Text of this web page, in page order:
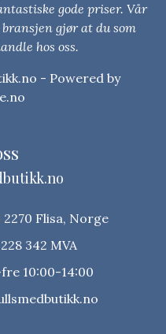
gode priser. Vår
gjør at du som
hos oss.
- Powered by
Flisa, Norge
342 MVA
10:00-14:00